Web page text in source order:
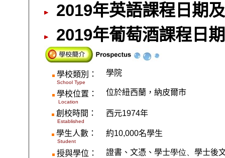
2019年英語課程日期
2019年葡萄酒課程日
學校類別：
School Type
學院
學校位置：
Location
位於紐西蘭，納皮爾市
創校時間：
Established
西元1974年
學生人數：
Student
約10,000名學生
授與學位： 證書、文憑、學士學位、 學士後